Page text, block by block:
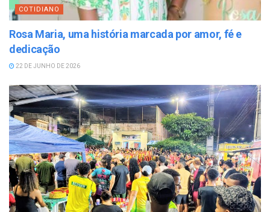
COTIDIANO
Rosa Maria, uma história marcada por amor, fé e
dedicação
22 DE JUNHO DE 2026